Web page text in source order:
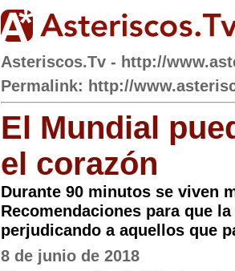
Asteriscos.Tv - http://
Permalink: http://
El Mundial
el corazón
Durante 90 minutos se viven
Recomendaciones para que
perjudicando a aquellos que
8 de junio de 2018